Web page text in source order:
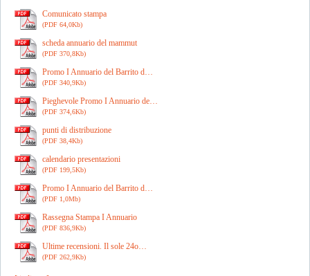
Comunicato stampa
(PDF 64,0Kb)
scheda annuario del mammut
(PDF 370,8Kb)
Promo I Annuario del Barrito d…
(PDF 340,9Kb)
Pieghevole Promo I Annuario de…
(PDF 374,6Kb)
punti di distribuzione
(PDF 38,4Kb)
calendario presentazioni
(PDF 199,5Kb)
Promo I Annuario del Barrito d…
(PDF 1,0Mb)
Rassegna Stampa I Annuario
(PDF 836,9Kb)
Ultime recensioni. Il sole 24o…
(PDF 262,9Kb)